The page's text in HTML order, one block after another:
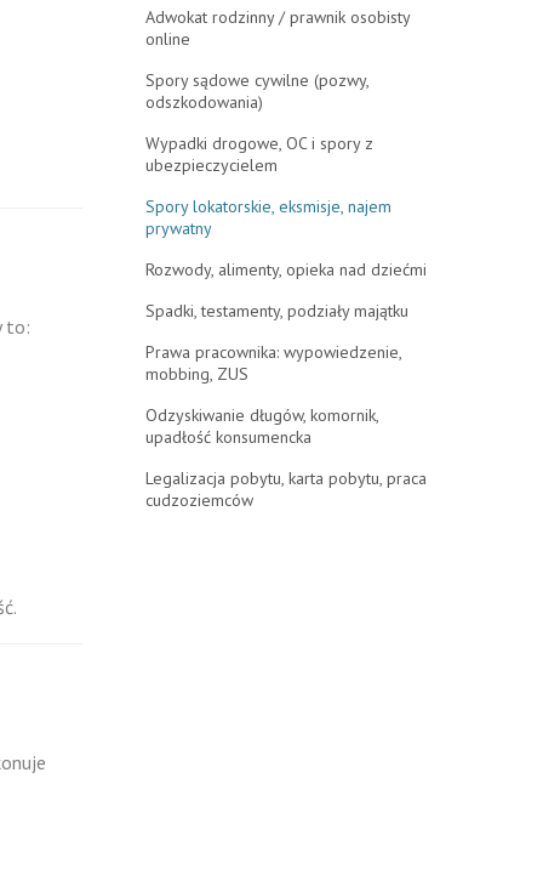
to:
Adwokat rodzinny / prawnik osobisty
online
Spory sądowe cywilne (pozwy,
odszkodowania)
Wypadki drogowe, OC i spory z
ubezpieczycielem
Spory lokatorskie, eksmisje, najem
prywatny
Rozwody, alimenty, opieka nad dziećmi
Spadki, testamenty, podziały majątku
Prawa pracownika: wypowiedzenie,
mobbing, ZUS
Odzyskiwanie długów, komornik,
upadłość konsumencka
Legalizacja pobytu, karta pobytu, praca
cudzoziemców